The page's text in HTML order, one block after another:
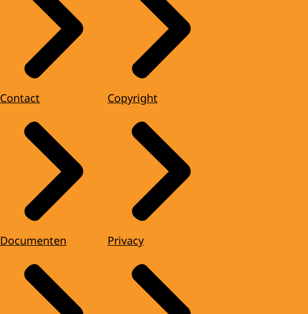
Contact
Documenten
Copyright
Privacy